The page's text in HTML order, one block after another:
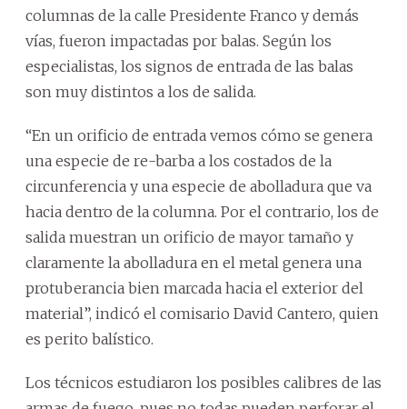
columnas de la calle Presidente Franco y demás
vías, fueron impactadas por balas. Según los
especialistas, los signos de entrada de las balas
son muy distintos a los de salida.
“En un orificio de entrada vemos cómo se genera
una especie de re-barba a los costados de la
circunferencia y una especie de abolladura que va
hacia dentro de la columna. Por el contrario, los de
salida muestran un orificio de mayor tamaño y
claramente la abolladura en el metal genera una
protuberancia bien marcada hacia el exterior del
material”, indicó el comisario David Cantero, quien
es perito balístico.
Los técnicos estudiaron los posibles calibres de las